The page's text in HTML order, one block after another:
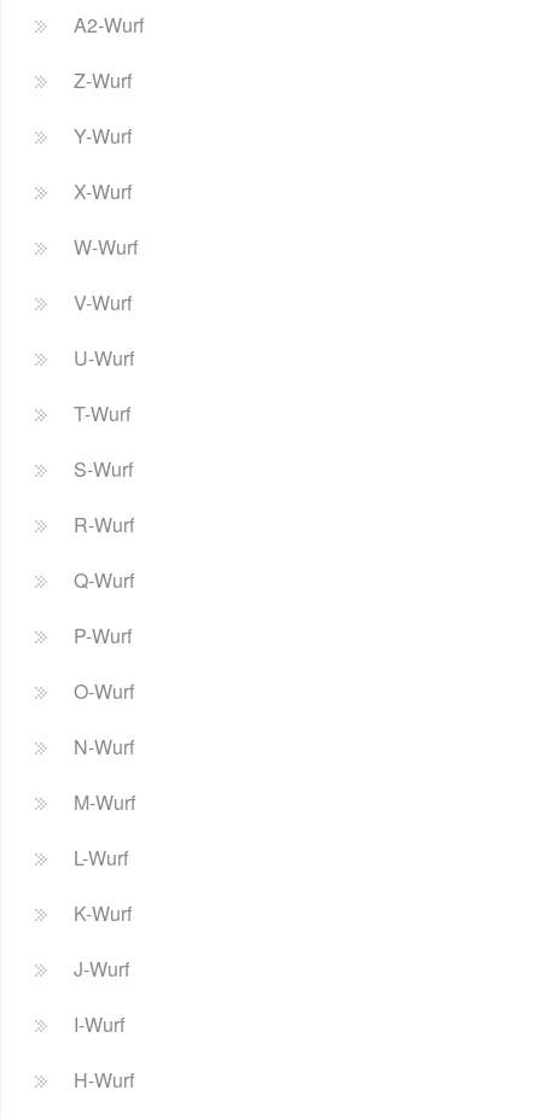
A2-Wurf
Z-Wurf
Y-Wurf
X-Wurf
W-Wurf
V-Wurf
U-Wurf
T-Wurf
S-Wurf
R-Wurf
Q-Wurf
P-Wurf
O-Wurf
N-Wurf
M-Wurf
L-Wurf
K-Wurf
J-Wurf
I-Wurf
H-Wurf